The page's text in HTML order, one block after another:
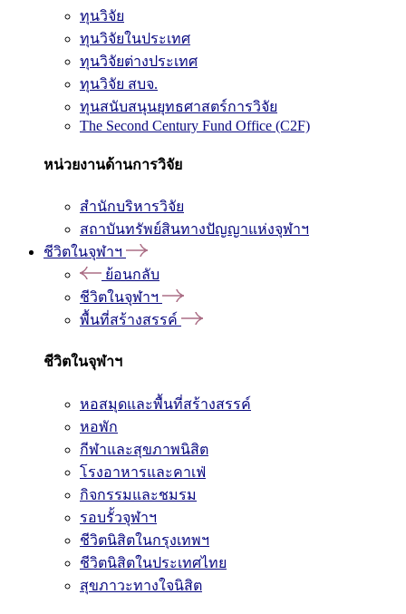
ทุนวิจัย
ทุนวิจัยในประเทศ
ทุนวิจัยต่างประเทศ
ทุนวิจัย สบจ.
ทุนสนับสนุนยุทธศาสตร์การวิจัย
The Second Century Fund Office (C2F)
หน่วยงานด้านการวิจัย
สำนักบริหารวิจัย
สถาบันทรัพย์สินทางปัญญาแห่งจุฬาฯ
ชีวิตในจุฬาฯ
ย้อนกลับ
ชีวิตในจุฬาฯ
พื้นที่สร้างสรรค์
ชีวิตในจุฬาฯ
หอสมุดและพื้นที่สร้างสรรค์
หอพัก
กีฬาและสุขภาพนิสิต
โรงอาหารและคาเฟ่
กิจกรรมและชมรม
รอบรั้วจุฬาฯ
ชีวิตนิสิตในกรุงเทพฯ
ชีวิตนิสิตในประเทศไทย
สุขภาวะทางใจนิสิต